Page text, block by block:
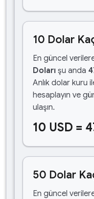
10 Dolar
En güncel
Doları şu anda
Anlık dolar kuru
hesaplayın ve
ulaşın.
10 USD =
50 Dolar
En güncel